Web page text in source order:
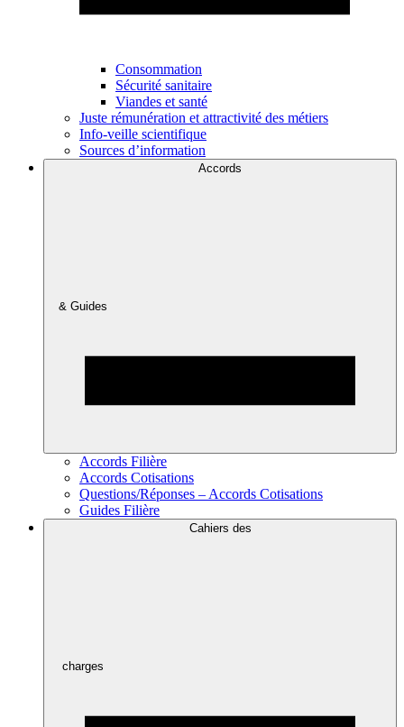
Consommation
Sécurité sanitaire
Viandes et santé
Juste rémunération et attractivité des métiers
Info-veille scientifique
Sources d’information
Accords
& Guides
Accords Filière
Accords Cotisations
Questions/Réponses – Accords Cotisations
Guides Filière
Cahiers des
charges